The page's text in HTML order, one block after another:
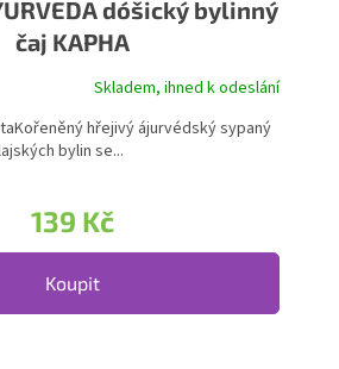
dóšický bylinný
čaj KAPHA
Skladem, ihned k odeslání
139 Kč
Koupit
hřejivý ájurvédský sypaný
bylin se...